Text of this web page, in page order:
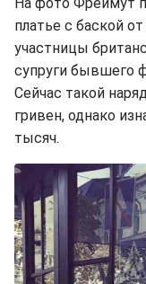
платье с баской
участницы
супруги бывшего
Сейчас такой
гривен, однако
тысяч.